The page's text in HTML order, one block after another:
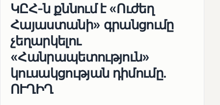
ԿԸՀ-ն քննում է «Ուժեղ
Հայաստանի» գրանցումը
չեղարկելու
«Հանրապետություն»
կուսակցության դիմումը.
ՈՒՂԻՂ